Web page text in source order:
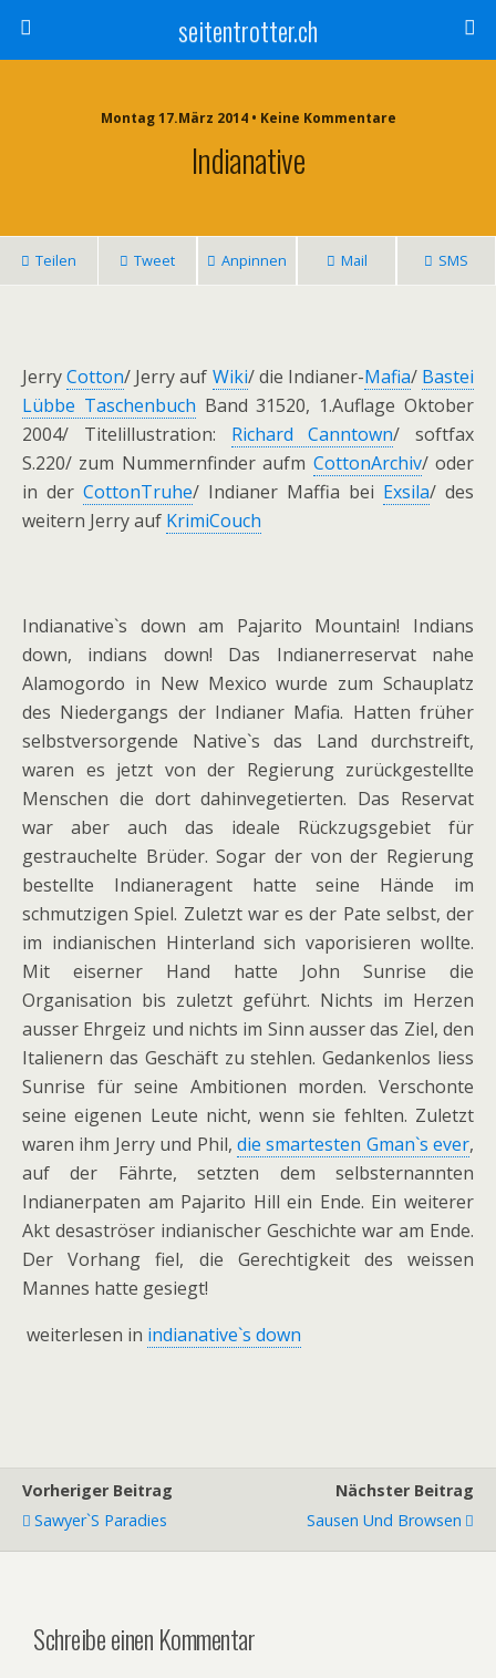
seitentrotter.ch
Montag 17.März 2014 • Keine Kommentare
Indianative
Teilen Tweet Anpinnen Mail SMS
JerryCotton/ Jerry auf Wiki/ die Indianer-Mafia/ Bastei
Lübbe Taschenbuch Band 31520, 1.Auflage Oktober
2004/ Titelillustration: Richard Canntown/ softfax
S.220/ zum Nummernfinder aufm CottonArchiv/ oder
in der CottonTruhe/ Indianer Maffia bei Exsila/ des
weitern Jerry auf KrimiCouch
Indianative`s down am Pajarito Mountain! Indians
down, indians down! Das Indianerreservat nahe
Alamogordo in New Mexico wurde zum Schauplatz
des Niedergangs der Indianer Mafia. Hatten früher
selbstversorgende Native`s das Land durchstreift,
waren es jetzt von der Regierung zurückgestellte
Menschen die dort dahinvegetierten. Das Reservat
war aber auch das ideale Rückzugsgebiet für
gestrauchelte Brüder. Sogar der von der Regierung
bestellte Indianeragent hatte seine Hände im
schmutzigen Spiel. Zuletzt war es der Pate selbst, der
im indianischen Hinterland sich vaporisieren wollte.
Mit eiserner Hand hatte John Sunrise die
Organisation bis zuletzt geführt. Nichts im Herzen
ausser Ehrgeiz und nichts im Sinn ausser das Ziel, den
Italienern das Geschäft zu stehlen. Gedankenlos liess
Sunrise für seine Ambitionen morden. Verschonte
seine eigenen Leute nicht, wenn sie fehlten. Zuletzt
waren ihm Jerry und Phil, die smartesten Gman`s ever,
auf der Fährte, setzten dem selbsternannten
Indianerpaten am Pajarito Hill ein Ende. Ein weiterer
Akt desaströser indianischer Geschichte war am Ende.
Der Vorhang fiel, die Gerechtigkeit des weissen
Mannes hatte gesiegt!
weiterlesen in indianative`s down
Vorheriger Beitrag
Sawyer`s Paradies
Nächster Beitrag
Sausen Und Browsen
Schreibe einen Kommentar